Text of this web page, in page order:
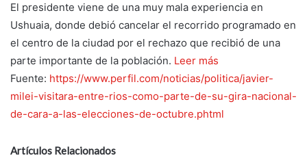
El presidente viene de una muy mala experiencia en
Ushuaia, donde debió cancelar el recorrido programado en
el centro de la ciudad por el rechazo que recibió de una
parte importante de la población. Leer más
Fuente: https://www.perfil.com/noticias/politica/javier-
milei-visitara-entre-rios-como-parte-de-su-gira-nacional-
de-cara-a-las-elecciones-de-octubre.phtml
Artículos Relacionados